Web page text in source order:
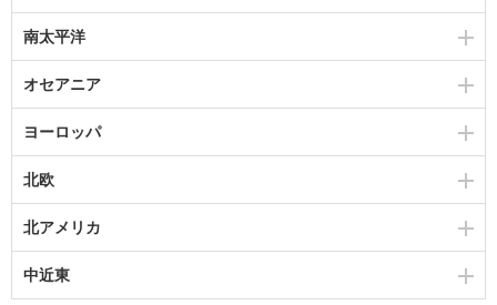
南太平洋
オセアニア
ヨーロッパ
北欧
北アメリカ
中近東